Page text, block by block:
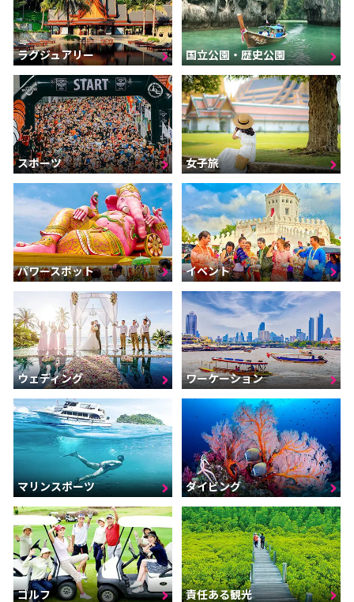
ラグジュアリー 国立公園・歴史公園
スポーツ 女子旅
パワースポット イベント
ウェディング ワーケーション
マリンスポーツ ダイビング
ゴルフ 責任ある観光